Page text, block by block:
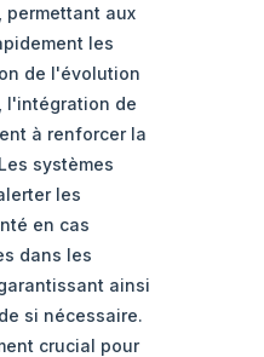
permettant aux
les
de l'évolution
l'intégration de
à renforcer la
systèmes
les
en cas
dans les
ainsi
si nécessaire.
crucial pour